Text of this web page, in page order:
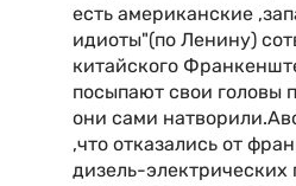
есть американские
идиоты"(по Ленину)
китайского
посыпают свои головы
они сами
,что отказались от
дизель-электрических